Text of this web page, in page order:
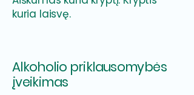
kuria laisvę.
Alkoholio priklausomybės
įveikimas